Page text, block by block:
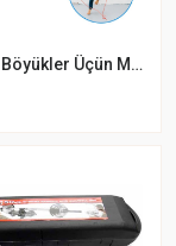
Uşaq Ve Böyükler Üçün Mavi Rengli Taxta Atlanma Ipi